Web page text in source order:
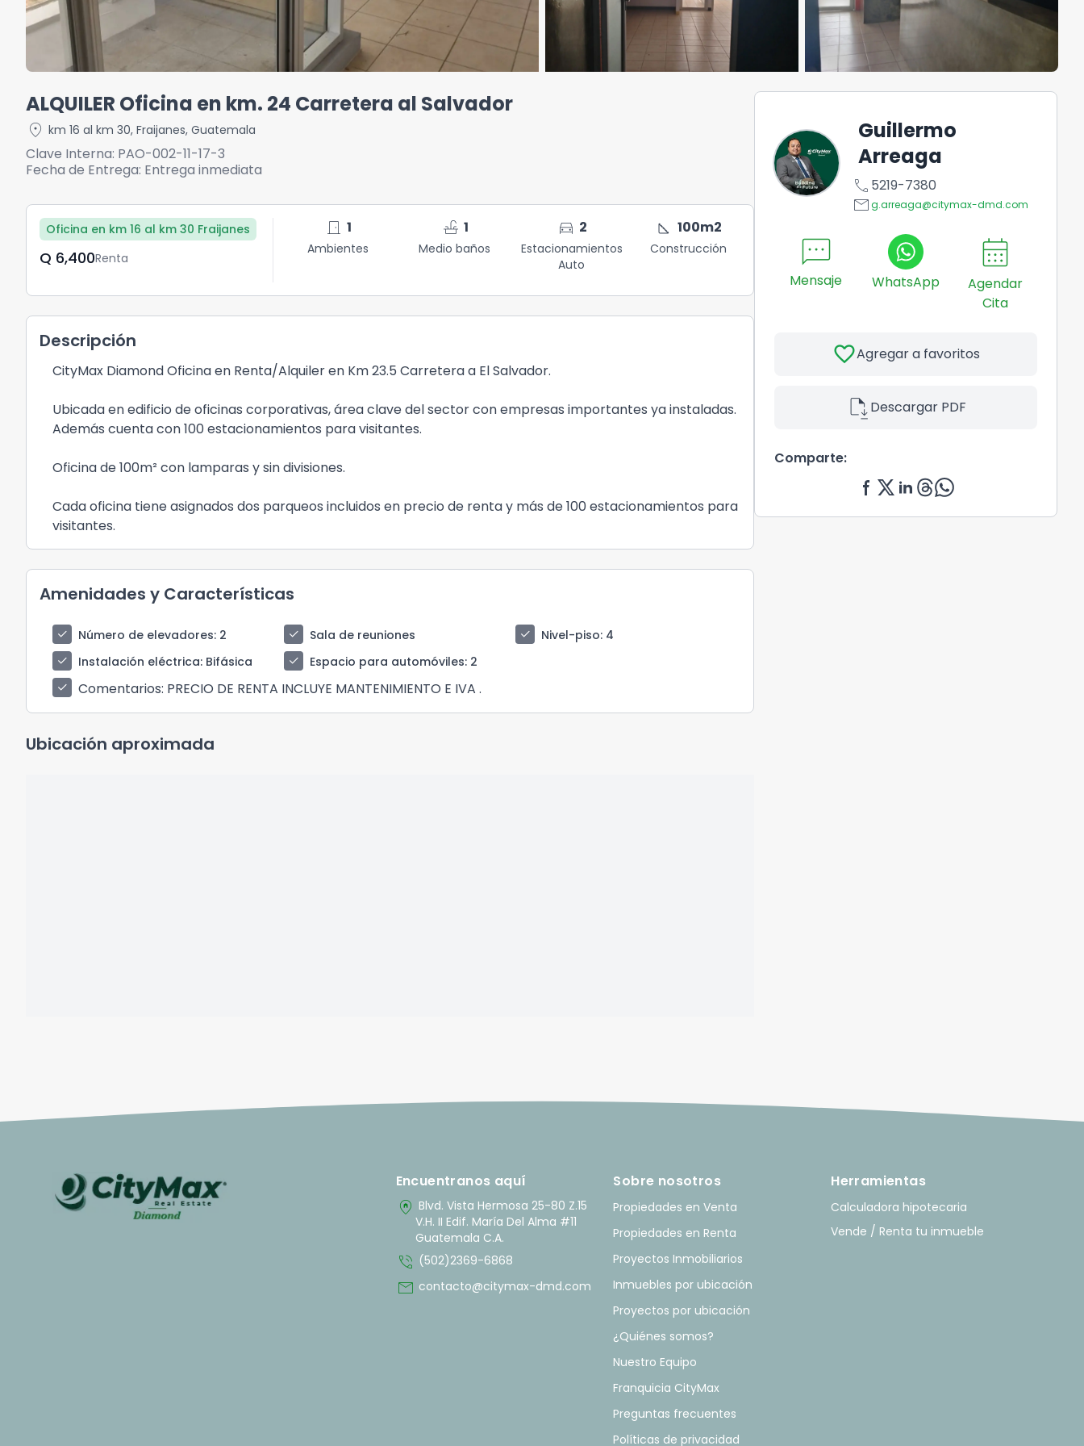
ALQUILER Oficina en km. 24 Carretera al Salvador
location_on km 16 al km 30, Fraijanes, Guatemala
Clave Interna: PAO-002-11-17-3
Fecha de Entrega: Entrega inmediata
Oficina en km 16 al km 30 Fraijanes
Q	6,400Renta
door_front 1
Ambientes
faucet 1
Medio baños
directions_car 2
Estacionamientos
Auto
square_foot 100m2
Construcción
Descripción
CityMax Diamond Oficina en Renta/Alquiler en Km 23.5 Carretera a El Salvador.
Ubicada en edificio de oficinas corporativas, área clave del sector con empresas importantes ya instaladas.
Además cuenta con 100 estacionamientos para visitantes.
Oficina de 100m² con lamparas y sin divisiones.
Cada oficina tiene asignados dos parqueos incluidos en precio de renta y más de 100 estacionamientos para
visitantes.
Amenidades y Características
check Número de elevadores: 2 check Sala de reuniones check Nivel-piso: 4
check
Instalación eléctrica: Bifásica check Espacio para automóviles: 2
check
Comentarios: PRECIO DE RENTA INCLUYE MANTENIMIENTO E IVA .
Ubicación aproximada
Guillermo
Arreaga
call 5219-7380
emailg.arreaga@citymax-dmd.com
sms
Mensaje WhatsApp
calendar_month
Agendar
Cita
favoriteAgregar a favoritos
file_saveDescargar PDF
Comparte:
Encuentranos aquí
home_pin Blvd. Vista Hermosa 25-80 Z.15
V.H. II Edif. María Del Alma #11
Guatemala C.A.
phone_in_talk (502)2369-6868
mail contacto@citymax-dmd.com
Sobre nosotros
Propiedades en Venta
Propiedades en Renta
Proyectos Inmobiliarios
Inmuebles por ubicación
Proyectos por ubicación
¿Quiénes somos?
Nuestro Equipo
Franquicia CityMax
Preguntas frecuentes
Políticas de privacidad
Herramientas
Calculadora hipotecaria
Vende / Renta tu inmueble